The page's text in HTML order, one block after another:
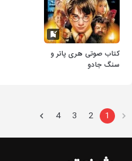
کتاب صوتی هری پاتر و
سنگ جادو
1
2
3
4